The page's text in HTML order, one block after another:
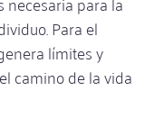
Para el
límites y
camino de la vida